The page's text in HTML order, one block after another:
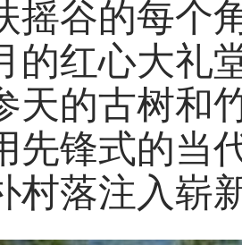
摇谷的每个
的红心大礼
天的古树和
先锋式的当
村落注入崭